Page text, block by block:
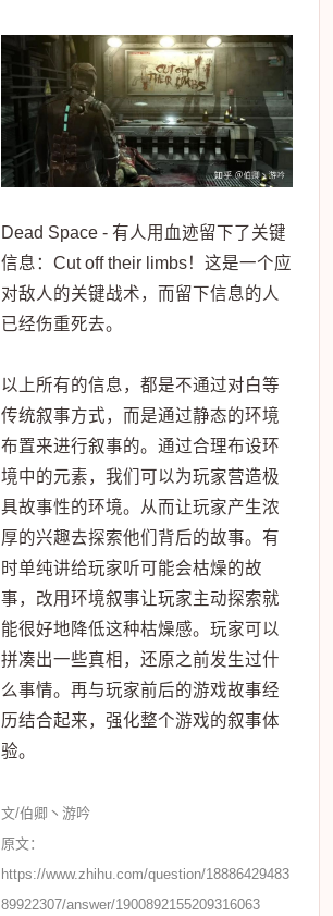
Dead Space - 有人用血迹留下了关键
信息：Cut off their limbs！这是一个应
对敌人的关键战术，而留下信息的人
已经伤重死去。
以上所有的信息，都是不通过对白等
传统叙事方式，而是通过静态的环境
布置来进行叙事的。通过合理布设环
境中的元素，我们可以为玩家营造极
具故事性的环境。从而让玩家产生浓
厚的兴趣去探索他们背后的故事。有
时单纯讲给玩家听可能会枯燥的故
事，改用环境叙事让玩家主动探索就
能很好地降低这种枯燥感。玩家可以
拼凑出一些真相，还原之前发生过什
么事情。再与玩家前后的游戏故事经
历结合起来，强化整个游戏的叙事体
验。
文/伯卿丶游吟
原文：
https://www.zhihu.com/question/18886429483
89922307/answer/1900892155209316063